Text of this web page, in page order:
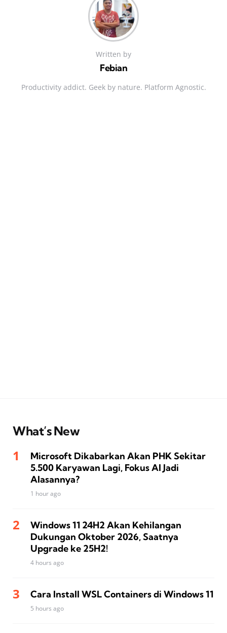
Written by
Febian
Productivity addict. Geek by nature. Platform Agnostic.
What’s New
Microsoft Dikabarkan Akan PHK Sekitar
5.500 Karyawan Lagi, Fokus AI Jadi
Alasannya?
1 hour ago
Windows 11 24H2 Akan Kehilangan
Dukungan Oktober 2026, Saatnya
Upgrade ke 25H2!
4 hours ago
Cara Install WSL Containers di Windows 11
5 hours ago